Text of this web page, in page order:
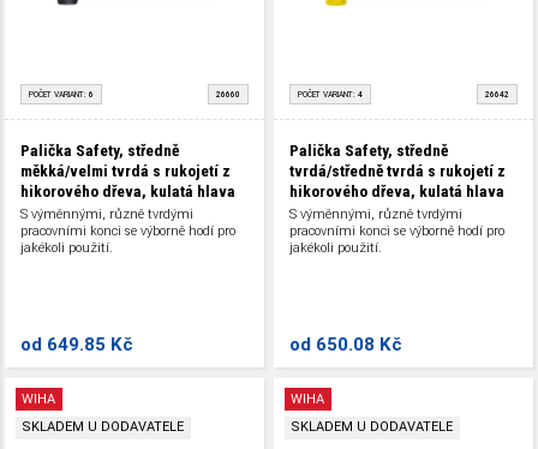
POČET VARIANT: 6 26660
Palička Safety, středně
měkká/velmi tvrdá s rukojetí z
hikorového dřeva, kulatá hlava
S výměnnými, různě tvrdými
pracovními konci se výborně hodí pro
jakékoli použití.
od 649.85 Kč
POČET VARIANT: 4 26642
Palička Safety, středně
tvrdá/středně tvrdá s rukojetí z
hikorového dřeva, kulatá hlava
S výměnnými, různě tvrdými
pracovními konci se výborně hodí pro
jakékoli použití.
od 650.08 Kč
WIHA
SKLADEM U DODAVATELE
WIHA
SKLADEM U DODAVATELE